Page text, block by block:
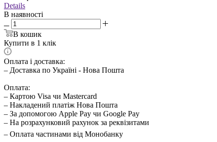
Details
В наявності
В кошик
Купити в 1 клік
Оплата і доставка:
– Доставка по Україні - Нова Пошта
Оплата:
– Картою Visa чи Mastercard
– Накладений платіж Нова Пошта
– За допомогою Apple Pay чи Google Pay
– На розрахунковий рахунок за реквізитами
– Оплата частинами від Монобанку